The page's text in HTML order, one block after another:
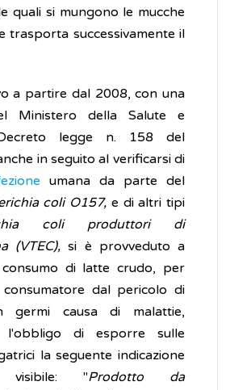
quali si mungono le mucche
trasporta successivamente il
a partire dal 2008, con una
Ministero della Salute e
legge n. 158 del
in seguito al verificarsi di
umana da parte del
coli O157, e di altri tipi
coli produttori di
(VTEC),si è provveduto a
di latte crudo, per
dal pericolo di
germi causa di malattie,
l'obbligo di esporre sulle
la seguente indicazione
visibile: "Prodotto da